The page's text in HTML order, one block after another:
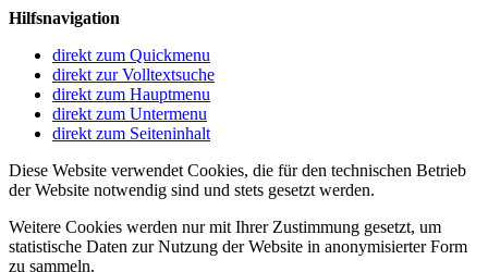
Hilfsnavigation
direkt zum Quickmenu
direkt zur Volltextsuche
direkt zum Hauptmenu
direkt zum Untermenu
direkt zum Seiteninhalt
Diese Website verwendet Cookies, die für den technischen Betrieb
der Website notwendig sind und stets gesetzt werden.
Weitere Cookies werden nur mit Ihrer Zustimmung gesetzt, um
statistische Daten zur Nutzung der Website in anonymisierter Form
zu sammeln.